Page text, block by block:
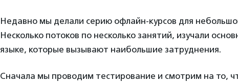
Недавно мы делали серию офлайн-курсов для
Несколько потоков по несколько занятий, изучали
языке, которые вызывают наибольшие затруднения.
Сначала мы проводим тестирование и смотрим на то,